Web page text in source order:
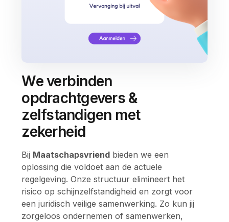
We verbinden
opdrachtgevers &
zelfstandigen met
zekerheid
Bij Maatschapsvriend bieden we een
oplossing die voldoet aan de actuele
regelgeving. Onze structuur elimineert het
risico op schijnzelfstandigheid en zorgt voor
een juridisch veilige samenwerking. Zo kun jij
zorgeloos ondernemen of samenwerken,